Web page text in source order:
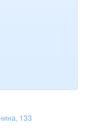
133